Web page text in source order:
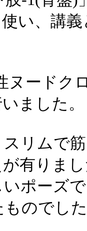
い、講
ヌードク
ました。
リムで
有りま
ポーズ
のでし